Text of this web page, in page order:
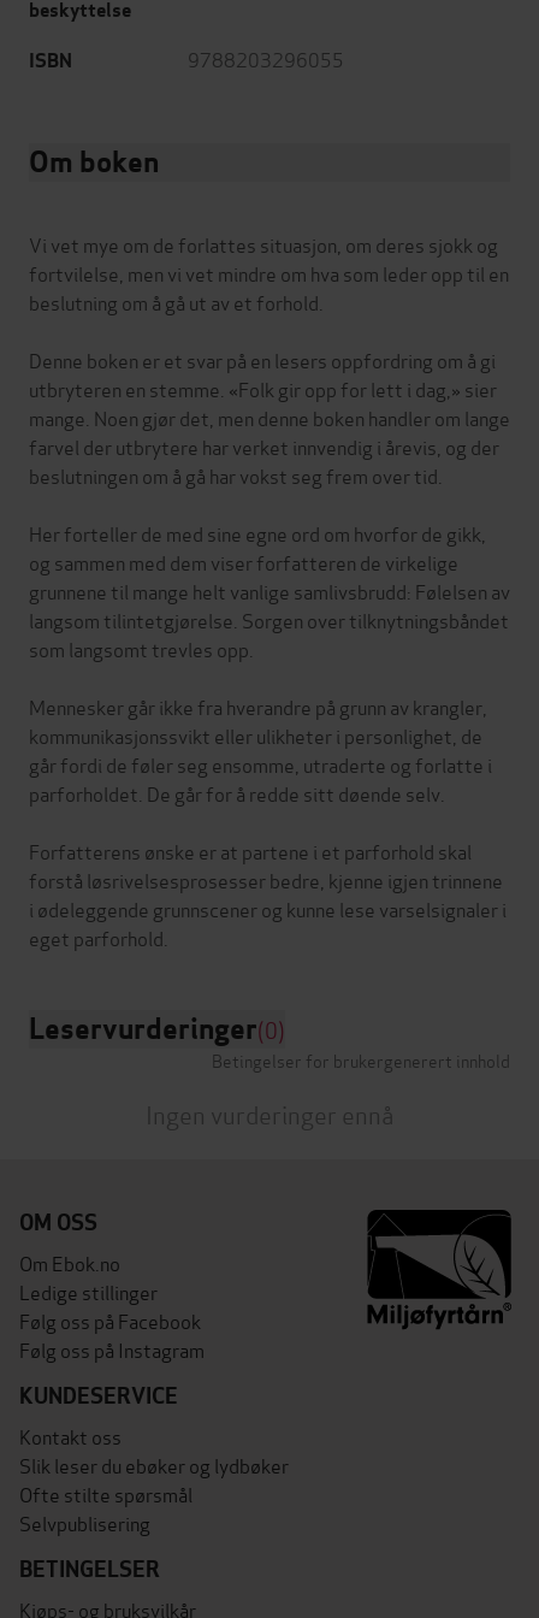
beskyttelse
ISBN 9788203296055
Om boken
Vi vet mye om de forlattes situasjon, om deres sjokk og
fortvilelse, men vi vet mindre om hva som leder opp til en
beslutning om å gå ut av et forhold.
Denne boken er et svar på en lesers oppfordring om å gi
utbryteren en stemme. «Folk gir opp for lett i dag,» sier
mange. Noen gjør det, men denne boken handler om lange
farvel der utbrytere har verket innvendig i årevis, og der
beslutningen om å gå har vokst seg frem over tid.
Her forteller de med sine egne ord om hvorfor de gikk,
og sammen med dem viser forfatteren de virkelige
grunnene til mange helt vanlige samlivsbrudd: Følelsen av
langsom tilintetgjørelse. Sorgen over tilknytningsbåndet
som langsomt trevles opp.
Mennesker går ikke fra hverandre på grunn av krangler,
kommunikasjonssvikt eller ulikheter i personlighet, de
går fordi de føler seg ensomme, utraderte og forlatte i
parforholdet. De går for å redde sitt døende selv.
Forfatterens ønske er at partene i et parforhold skal
forstå løsrivelsesprosesser bedre, kjenne igjen trinnene
i ødeleggende grunnscener og kunne lese varselsignaler i
Leservurderinger(0)
Betingelser for brukergenerert innhold
Ingen vurderinger ennå
OM OSS
Om Ebok.no
Ledige stillinger
Følg oss på Facebook
Følg oss på Instagram
KUNDESERVICE
Kontakt oss
Slik leser du ebøker og lydbøker
Ofte stilte spørsmål
Selvpublisering
BETINGELSER
Kjøps- og bruksvilkår